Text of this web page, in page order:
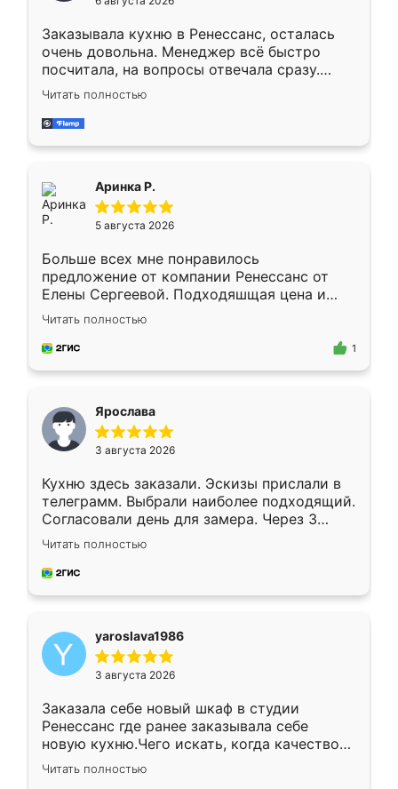
мебели буду заказывать только здесь.
Заказывала кухню в Ренессанс, осталась
очень довольна. Менеджер всё быстро
посчитала, на вопросы отвечала сразу.
Замерщик приехал в субботу, подошёл к
делу со всей ответственностью. Собрали
за день, ребята работали аккуратно, даже
Читать полностью
Аринка Р.
5 августа 2026
Больше всех мне понравилось
предложение от компании Ренессанс от
Елены Сергеевой. Подходяшщая цена и
короткие сроки изготовления. Приехавший
для замера сотрудник Владислав
предложил по моему эскизу самый
Читать полностью
1
Ярослава
3 августа 2026
Кухню здесь заказали. Эскизы прислали в
телеграмм. Выбрали наиболее подходящий.
Согласовали день для замера. Через 3
недели кухня была уже готова. Остались
довольны работой. Спасибо Ренессанс
мебель за качественную работу!
Читать полностью
yaroslava1986
3 августа 2026
Заказала себе новый шкаф в студии
Ренессанс где ранее заказывала себе
новую кухню.Чего искать, когда качеством
вполне довольна. Служит кухня уже почти
два года, нареканий нет.
Читать полностью